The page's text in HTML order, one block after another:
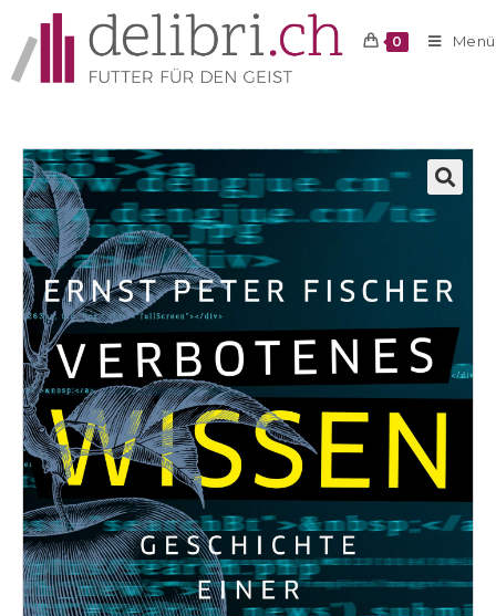
0 Menü